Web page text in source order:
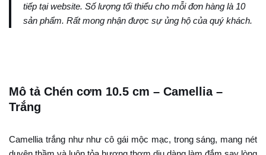
tiếp tại website. Số lượng tối thiểu cho mỗi đơn hàng là 10
sản phẩm. Rất mong nhận được sự ủng hộ của quý khách.
Mô tả Chén cơm 10.5 cm – Camellia –
Trắng
Camellia trắng như như cô gái mộc mạc, trong sáng, mang nét